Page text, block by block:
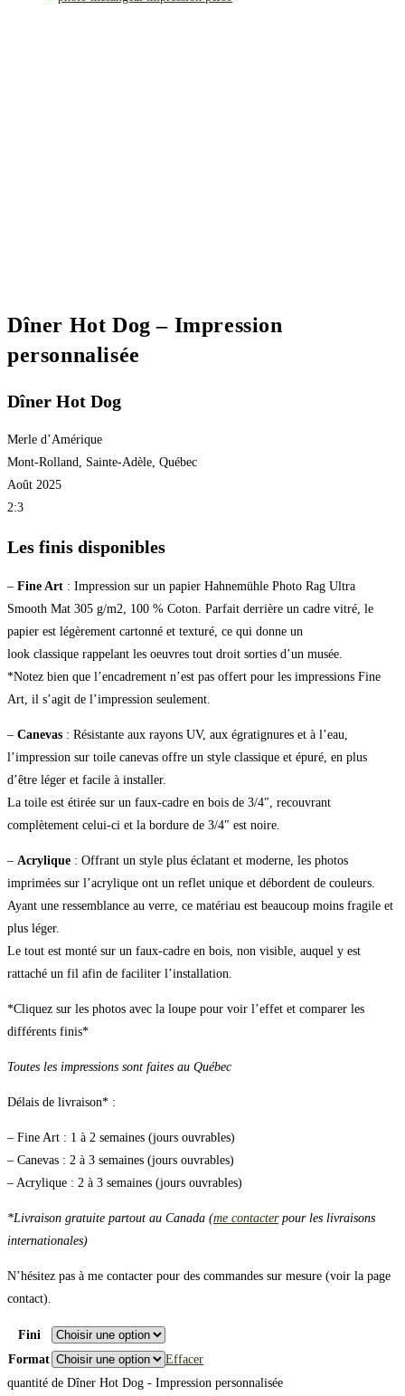
Dîner Hot Dog – Impression
personnalisée
Dîner Hot Dog
Merle d’Amérique
Mont-Rolland, Sainte-Adèle, Québec
Août 2025
2:3
Les finis disponibles
– Fine Art : Impression sur un papier Hahnemühle Photo Rag Ultra
Smooth Mat 305 g/m2, 100 % Coton. Parfait derrière un cadre vitré, le
papier est légèrement cartonné et texturé, ce qui donne un
look classique rappelant les oeuvres tout droit sorties d’un musée.
*Notez bien que l’encadrement n’est pas offert pour les impressions Fine
Art, il s’agit de l’impression seulement.
– Canevas : Résistante aux rayons UV, aux égratignures et à l’eau,
l’impression sur toile canevas offre un style classique et épuré, en plus
d’être léger et facile à installer.
La toile est étirée sur un faux-cadre en bois de 3/4″, recouvrant
complètement celui-ci et la bordure de 3/4″ est noire.
– Acrylique : Offrant un style plus éclatant et moderne, les photos
imprimées sur l’acrylique ont un reflet unique et débordent de couleurs.
Ayant une ressemblance au verre, ce matériau est beaucoup moins fragile et
plus léger.
Le tout est monté sur un faux-cadre en bois, non visible, auquel y est
rattaché un fil afin de faciliter l’installation.
*Cliquez sur les photos avec la loupe pour voir l’effet et comparer les
différents finis*
Toutes les impressions sont faites au Québec
Délais de livraison* :
– Fine Art : 1 à 2 semaines (jours ouvrables)
– Canevas : 2 à 3 semaines (jours ouvrables)
– Acrylique : 2 à 3 semaines (jours ouvrables)
*Livraison gratuite partout au Canada (me contacterpour les livraisons
internationales)
N’hésitez pas à me contacter pour des commandes sur mesure (voir la page
contact).
Fini
Format
Effacer
quantité de Dîner Hot Dog - Impression personnalisée